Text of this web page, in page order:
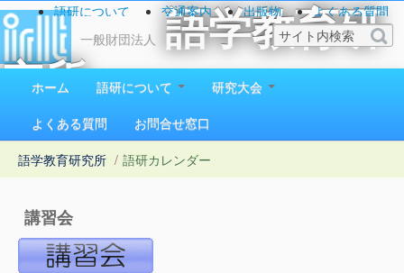
一般財団法人
語学教育研
究所
1923（大正12）年創立
語研について 交通案内 出版物
よくある質問
お問い合わせ
ホーム 語研について
研究大会
よくある質問
お問合せ窓口
語学教育研究所 / 語研カレンダー
講習会